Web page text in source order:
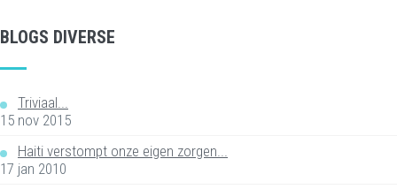
BLOGS DIVERSE
Triviaal...
15 nov 2015
Haiti verstompt onze eigen zorgen...
17 jan 2010